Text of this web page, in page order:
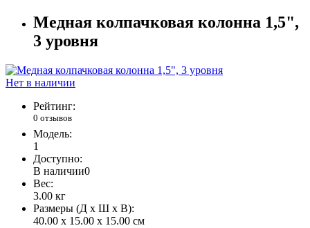
Медная колпачковая колонна 1,5",
3 уровня
Нет в наличии
Рейтинг:
0 отзывов
Модель:
1
Доступно:
В наличии0
Вес:
3.00 кг
Размеры (Д x Ш x В):
40.00 x 15.00 x 15.00 см